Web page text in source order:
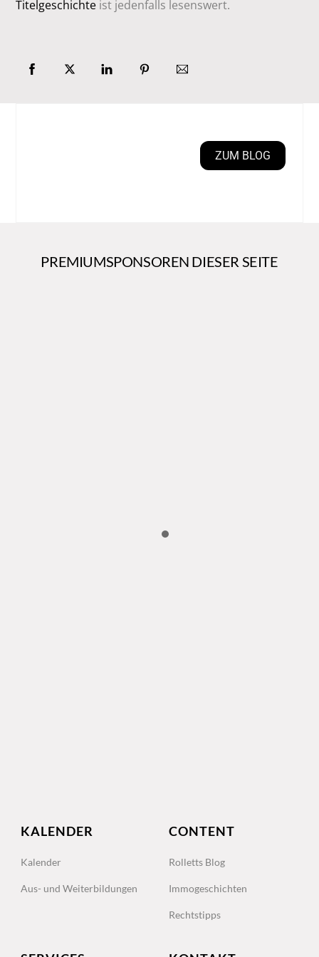
Titelgeschichte ist jedenfalls lesenswert.
ZUM BLOG
PREMIUMSPONSOREN DIESER SEITE
KALENDER
Kalender
Aus- und Weiterbildungen
CONTENT
Rolletts Blog
Immogeschichten
Rechtstipps